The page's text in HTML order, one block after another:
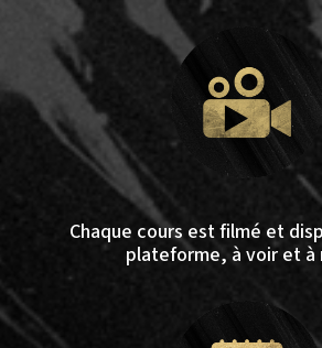
Chaque cours est filmé et
plateforme, à voir et à